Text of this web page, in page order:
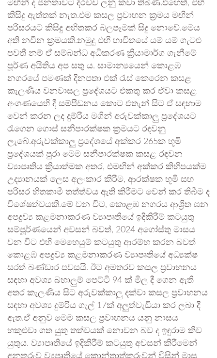
මඟින් ද ජනතාවට දිරච්ච ලනු කවා තිබිණ.එහෙත්, එහි
කිසිදු ඇත්තක් නැත.එම කසල ප්‍රවාහන ක්‍රමය මඟින්
පරිසරයට කිසිදු අහිතකර බලපෑමක් සිදු නොවේ.මෙය
අති නවීන ක්‍රමයකි.නමුදු එහි භාවිතයේ යම් යම් ගැටළු
පවතී නම් ඒ සම්බන්ධ අධිකරණ ක්‍රියාමාර්ග ගැනීමේ
පූර්ණ අයිතිය අප සතු ය. සාමාන්‍යයෙන් කොළඹ
නගරයේ පමණක් දිනපතා එක් රැස් කෙරෙන කසළ
කැලණිය වනවාසල ප්‍රදේශයට එකතු කර ඒවා කසළ
අංගණයෙහි දී සම්පීඩනය කොට එතැන් සිට ඒ සඳහාම
වෙන් කරන ලද දුම්රිය මගින් අරුවක්කාලු ප්‍රදේශයට
රැගෙන ගොස් සනීපාරක්ෂක ක්‍රමයට රඳවනු
ලැබේ.අරුවක්කාලු ප්‍රදේශයේ අක්කර 265ක භූමි
ප්‍රදේශයක් පුරා මෙම සනීපාරක්ෂක කසළ රඳවන
ව්‍යාපෘතිය ක්‍රියාත්මක අතර, එමඟින් අක්කර කිහිපයක්ම
උද්‍යානයක් ලෙස අලංකාර කිරීම, ආරක්ෂක භූමි සහ
පරිසර හිතකාමී තත්ත්වය ඇති කිරීමට වෙන් කර තිබීම ද
විශේෂත්වයකි.මේ වන විට, කොළඹ නගරය ආශ්‍රිත ඝන
අපද්‍රව්‍ය කළමනාකරණ ව්‍යාපෘතියේ ඉදිකිරීම් කටයුතු
සම්පූර්ණයෙන් අවසන් බවත්, 2024 අගෝස්තු මාසය
වන විට එහි මෙහෙයුම් කටයුතු ආරම්භ කරන බවත්
කොළඹ අපද්‍රව්‍ය කළමනාකරණ ව්‍යාපෘතියේ අධ්‍යක්ෂ
සරත් බණ්ඩාර පවසයි. ඊට අමතරව කසල ප්‍රවාහනය
සඳහා අවශ්‍ය බහාලුම් පෙට්ටි 94 ක් මිල දී ගෙන ඇති
අතර කැලණිය සිට අරුවක්කාලු දක්වා කසල ප්‍රවාහනය
සඳහා අවශ්‍ය දුම්රිය ගැල් 17ක් අලුත්වැඩියා කර ලබා දී
ඇත.ඒ අනුව මෙම කසල ප්‍රවාහනය යනු නාසය
හකුළුවා ගත යුතු තත්වයක් නොවන බව ද ඉඳුරාම කිව
යුතුය. ව්‍යාපෘතියේ ඉදිකිරීම් කටයුතු අවසන් කිරීමෙන්
අනතුරුව ව්‍යපෘතියේ කොන්ත්‍රාත්කරුවන් විසින් මාස